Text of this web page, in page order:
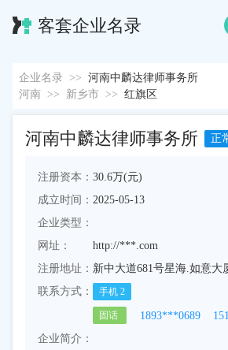
客套企业名录
企业名录 >> 河南中麟达律师事务所
河南 >> 新乡市 >> 红旗区
河南中麟达律师事务所 正
注册资本： 30.6万(元)
成立时间： 2025-05-13
企业类型：
网址：
http://***.com
注册地址： 新中大道681号星海.如意大
联系方式：
手机 2
固话 1893***0689
企业简介：